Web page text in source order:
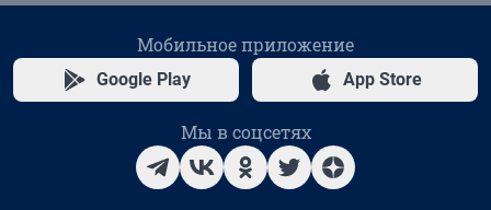
Мобильное приложение
Google Play App Store
Мы в соцсетях